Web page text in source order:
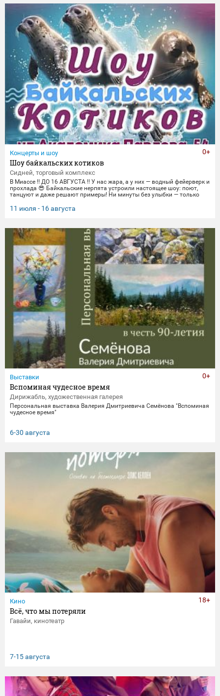
торжественные парады в честь Дня Победы и пронзительные
портреты фронто
Концерты и шоу
Шоу байкальских котиков
Сидней, торговый комплекс
В Миассе ‼️ ДО 16 АВГУСТА ‼️ У нас жара, а у них — водный фейерверк и
прохлада 😎 Байкальские нерпята устроили настоящее шоу: поют,
танцуют и даже решают примеры! Ни минуты без улыбки — только
позитивом вместе с нами! 🌊 График представлений: Со среды по
пятницу 14:00, 16:00,18:30 Суббота и воскресенье
11 июля - 16 августа
0+
Выставки
Вспоминая чудесное время
Дирижабль, художественная галерея
Персональная выставка Валерия Дмитриевича Семёнова "Вспоминая
чудесное время"
6-30 августа
0+
Кино
Всё, что мы потеряли
Гавайи, кинотеатр
7-15 августа
18+